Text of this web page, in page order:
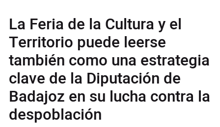
La Feria de la Cultura y el
Territorio puede leerse
también como una estrategia
clave de la Diputación de
Badajoz en su lucha contra la
despoblación